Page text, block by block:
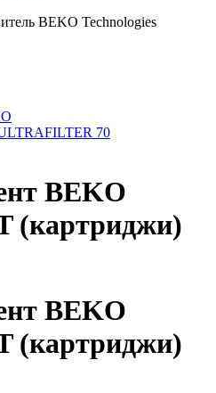
BEKO Technologies
70
BEKO
(картриджи)
BEKO
(картриджи)